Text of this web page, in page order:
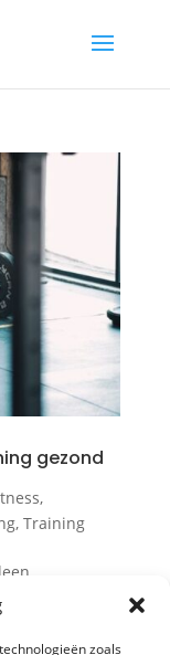
zoals
gezond
,
, Training
agenda’s
het lastig om
kiezen